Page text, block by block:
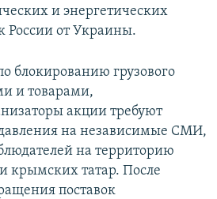
и энергетических
России от Украины.
блокированию грузового
и товарами,
акции требуют
на независимые СМИ,
на территорию
крымских татар. После
поставок